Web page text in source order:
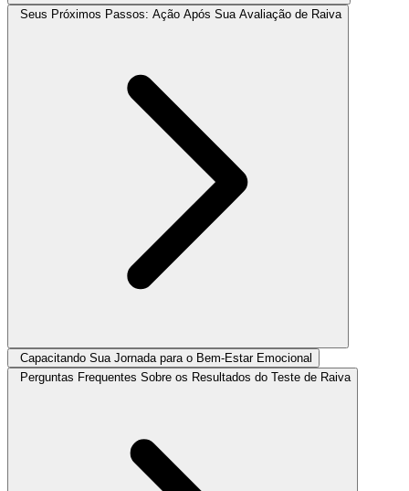
Seus Próximos Passos: Ação Após Sua Avaliação de Raiva
Capacitando Sua Jornada para o Bem-Estar Emocional
Perguntas Frequentes Sobre os Resultados do Teste de Raiva